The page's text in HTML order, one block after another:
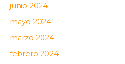
junio 2024
mayo 2024
marzo 2024
febrero 2024